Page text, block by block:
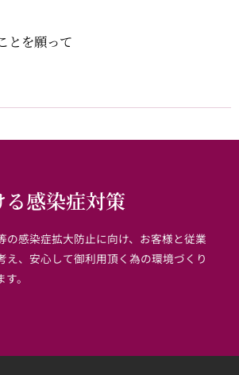
とを願って
感染症対策
の感染症拡大防止に向け、お客様と従業
え、安心して御利用頂く為の環境づくり
。